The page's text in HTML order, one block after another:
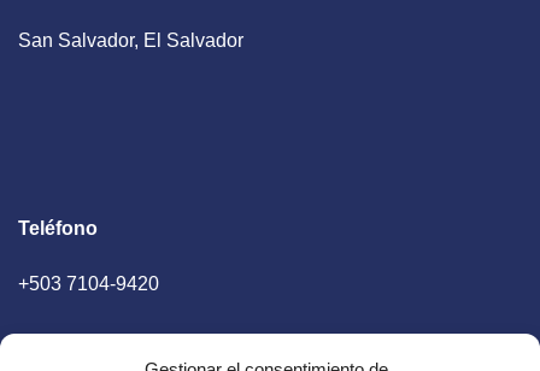
San Salvador, El Salvador
Teléfono
+503 7104-9420